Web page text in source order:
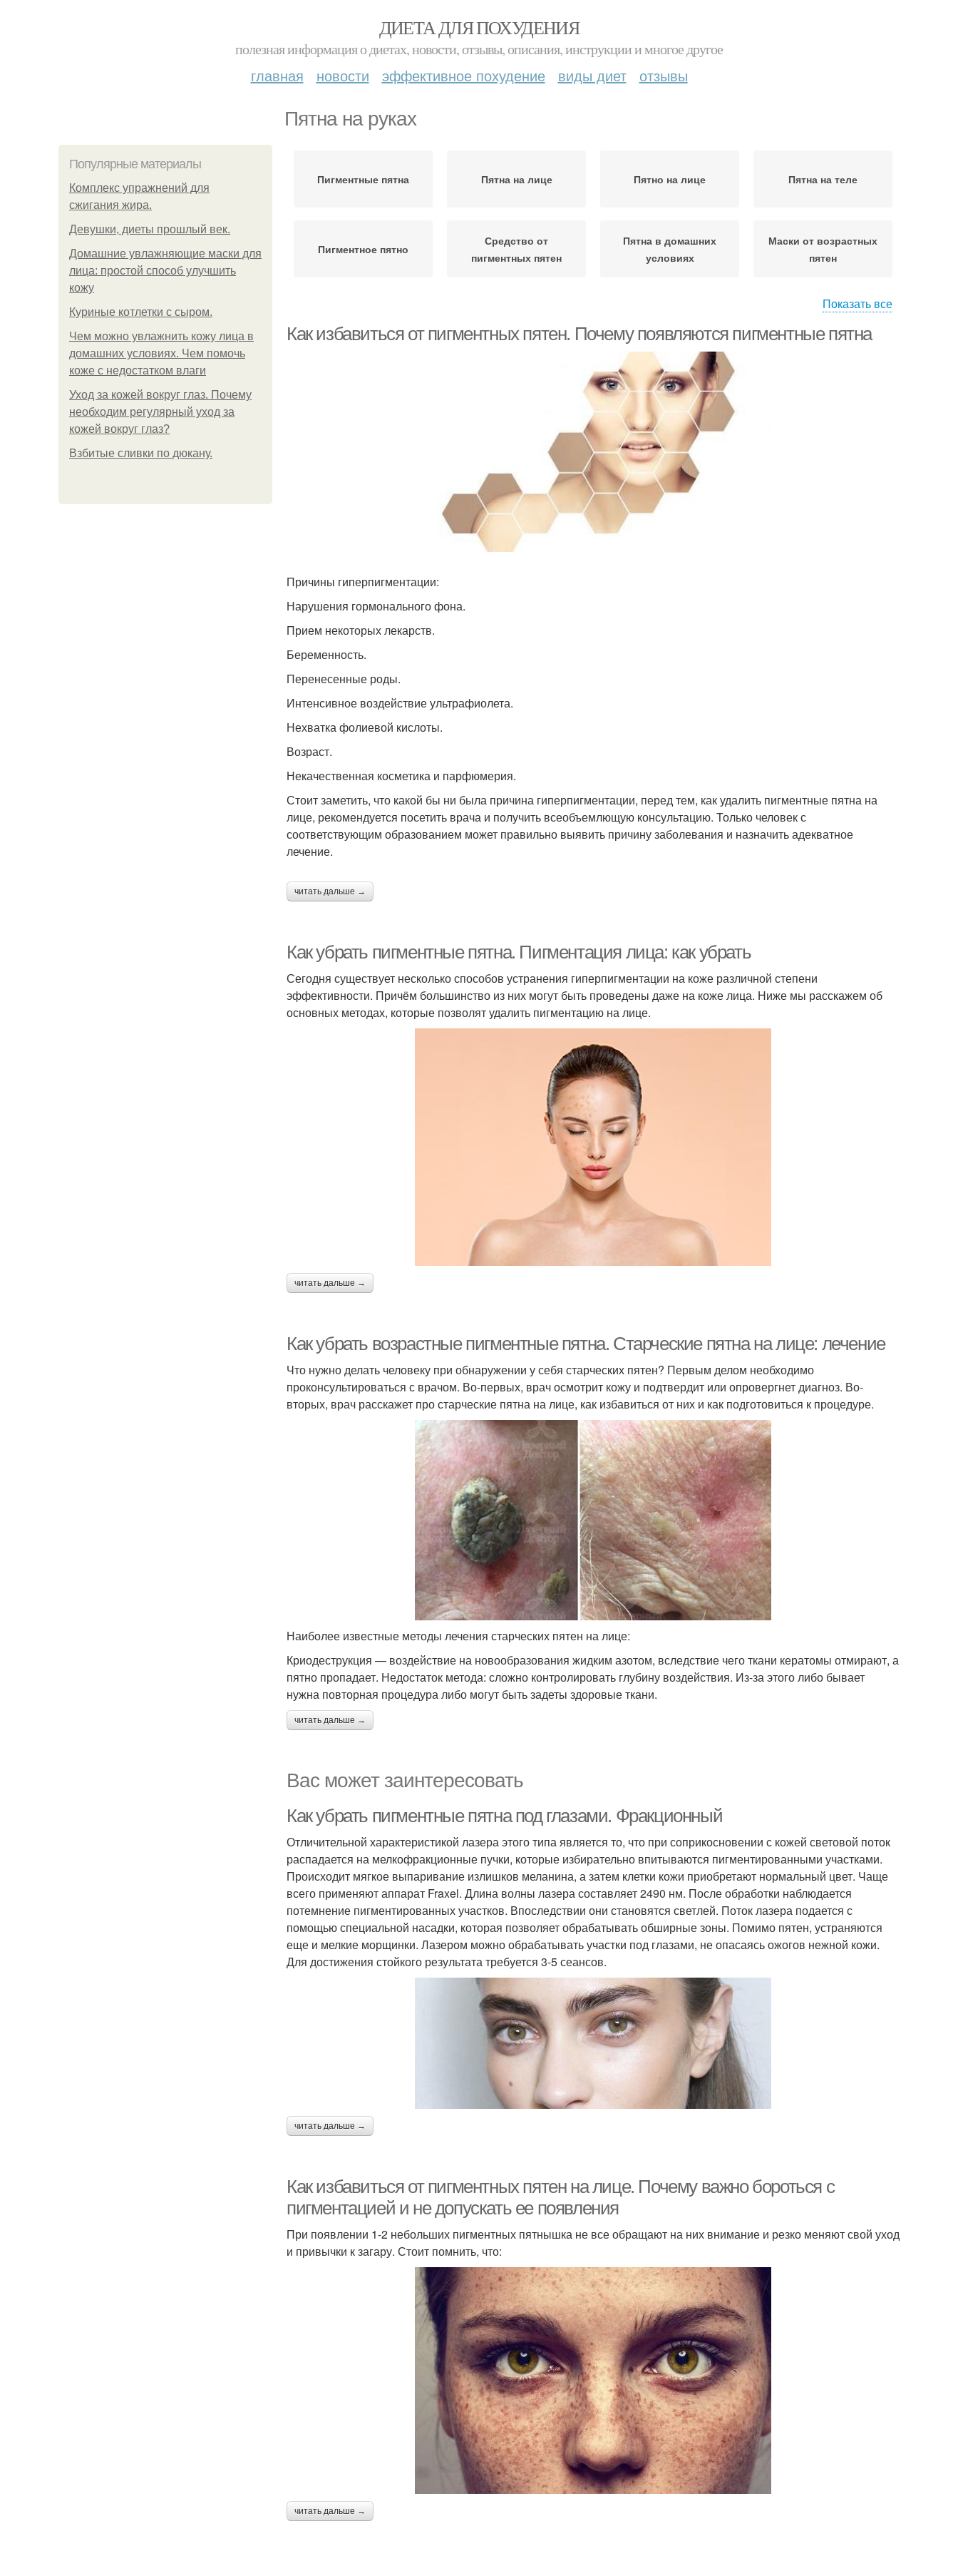
ДИЕТА ДЛЯ ПОХУДЕНИЯ
полезная информация о диетах, новости, отзывы, описания, инструкции и многое другое
главная новости эффективное похудение виды диет отзывы
Пятна на руках
Популярные материалы
Комплекс упражнений для
сжигания жира.
Девушки, диеты прошлый век.
Домашние увлажняющие маски для
лица: простой способ улучшить
кожу
Куриные котлетки с сыром.
Чем можно увлажнить кожу лица в
домашних условиях. Чем помочь
коже с недостатком влаги
Уход за кожей вокруг глаз. Почему
необходим регулярный уход за
кожей вокруг глаз?
Взбитые сливки по дюкану.
Пигментные пятна Пятна на лице Пятно на лице Пятна на теле
Пигментное пятно
Средство от
пигментных пятен
Пятна в домашних
условиях
Маски от возрастных
пятен
пигментных пятен
Показать все
Как избавиться от пигментных пятен. Почему появляются пигментные пятна
Причины гиперпигментации:
Нарушения гормонального фона.
Прием некоторых лекарств.
Беременность.
Перенесенные роды.
Интенсивное воздействие ультрафиолета.
Нехватка фолиевой кислоты.
Возраст.
Некачественная косметика и парфюмерия.
Стоит заметить, что какой бы ни была причина гиперпигментации, перед тем, как удалить пигментные пятна на
лице, рекомендуется посетить врача и получить всеобъемлющую консультацию. Только человек с
соответствующим образованием может правильно выявить причину заболевания и назначить адекватное
лечение.
читать дальше →
Как убрать пигментные пятна. Пигментация лица: как убрать
Сегодня существует несколько способов устранения гиперпигментации на коже различной степени
эффективности. Причём большинство из них могут быть проведены даже на коже лица. Ниже мы расскажем об
основных методах, которые позволят удалить пигментацию на лице.
читать дальше →
Как убрать возрастные пигментные пятна. Старческие пятна на лице: лечение
Что нужно делать человеку при обнаружении у себя старческих пятен? Первым делом необходимо
проконсультироваться с врачом. Во-первых, врач осмотрит кожу и подтвердит или опровергнет диагноз. Во-
вторых, врач расскажет про старческие пятна на лице, как избавиться от них и как подготовиться к процедуре.
Наиболее известные методы лечения старческих пятен на лице:
Криодеструкция — воздействие на новообразования жидким азотом, вследствие чего ткани кератомы отмирают, а
пятно пропадает. Недостаток метода: сложно контролировать глубину воздействия. Из-за этого либо бывает
нужна повторная процедура либо могут быть задеты здоровые ткани.
читать дальше →
Вас может заинтересовать
Как убрать пигментные пятна под глазами. Фракционный
Отличительной характеристикой лазера этого типа является то, что при соприкосновении с кожей световой поток
распадается на мелкофракционные пучки, которые избирательно впитываются пигментированными участками.
Происходит мягкое выпаривание излишков меланина, а затем клетки кожи приобретают нормальный цвет. Чаще
всего применяют аппарат Fraxel. Длина волны лазера составляет 2490 нм. После обработки наблюдается
потемнение пигментированных участков. Впоследствии они становятся светлей. Поток лазера подается с
помощью специальной насадки, которая позволяет обрабатывать обширные зоны. Помимо пятен, устраняются
еще и мелкие морщинки. Лазером можно обрабатывать участки под глазами, не опасаясь ожогов нежной кожи.
Для достижения стойкого результата требуется 3-5 сеансов.
читать дальше →
Как избавиться от пигментных пятен на лице. Почему важно бороться с
пигментацией и не допускать ее появления
При появлении 1-2 небольших пигментных пятнышка не все обращают на них внимание и резко меняют свой уход
и привычки к загару. Стоит помнить, что:
читать дальше →